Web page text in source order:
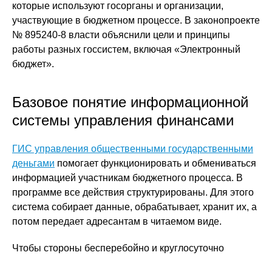
которые используют госорганы и организации,
участвующие в бюджетном процессе. В законопроекте
№ 895240-8 власти объяснили цели и принципы
работы разных госсистем, включая «Электронный
бюджет».
Базовое понятие информационной
системы управления финансами
ГИС управления общественными государственными
деньгами помогает функционировать и обмениваться
информацией участникам бюджетного процесса. В
программе все действия структурированы. Для этого
система собирает данные, обрабатывает, хранит их, а
потом передает адресантам в читаемом виде.
Чтобы стороны бесперебойно и круглосуточно